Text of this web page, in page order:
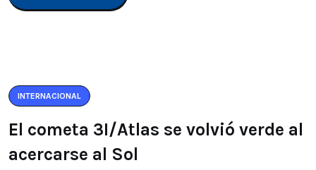
INTERNACIONAL
El cometa 3I/Atlas se volvió verde al
acercarse al Sol